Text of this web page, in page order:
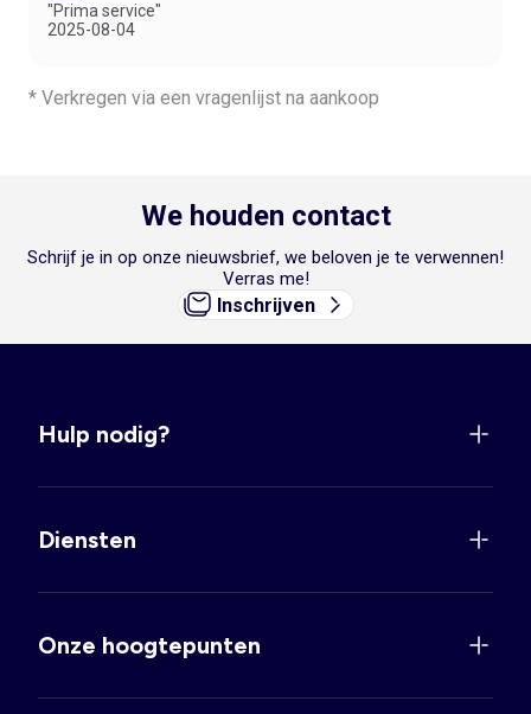
"Prima service"
2025-08-04
* Verkregen via een vragenlijst na aankoop
We houden contact
Schrijf je in op onze nieuwsbrief, we beloven je te verwennen!
Verras me!
Inschrijven
Hulp nodig?
Diensten
Onze hoogtepunten